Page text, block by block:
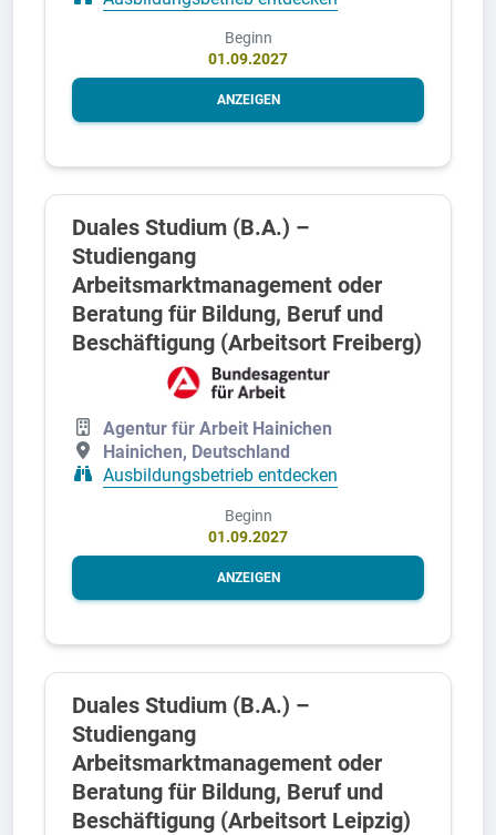
Beginn
01.09.2027
ANZEIGEN
Duales Studium (B.A.) –
Studiengang
Arbeitsmarktmanagement oder
Beratung für Bildung, Beruf und
Beschäftigung (Arbeitsort Freiberg)
Agentur für Arbeit Hainichen
Hainichen, Deutschland
Ausbildungsbetrieb entdecken
Beginn
01.09.2027
ANZEIGEN
Duales Studium (B.A.) –
Studiengang
Arbeitsmarktmanagement oder
Beratung für Bildung, Beruf und
Beschäftigung (Arbeitsort Leipzig)